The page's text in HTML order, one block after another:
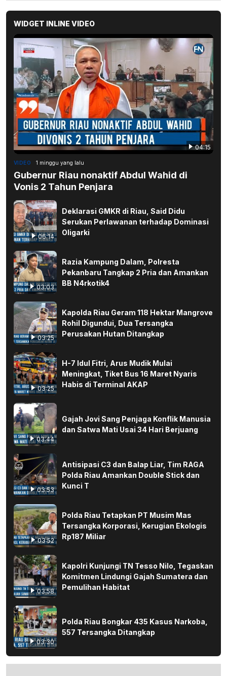
WIDGET INLINE VIDEO
04:15
VIDEO 1 minggu yang lalu
Gubernur Riau nonaktif Abdul Wahid di
Vonis 2 Tahun Penjara
06:14
Deklarasi GMKR di Riau, Said Didu
Serukan Perlawanan terhadap Dominasi
Oligarki
03:03
Razia Kampung Dalam, Polresta
Pekanbaru Tangkap 2 Pria dan Amankan
BB N4rkotik4
03:25
Kapolda Riau Geram 118 Hektar Mangrove
Rohil Digundui, Dua Tersangka
Perusakan Hutan Ditangkap
03:25
H-7 Idul Fitri, Arus Mudik Mulai
Meningkat, Tiket Bus 16 Maret Nyaris
Habis di Terminal AKAP
03:44
Gajah Jovi Sang Penjaga Konflik Manusia
dan Satwa Mati Usai 34 Hari Berjuang
03:53
Antisipasi C3 dan Balap Liar, Tim RAGA
Polda Riau Amankan Double Stick dan
Kunci T
03:52
Polda Riau Tetapkan PT Musim Mas
Tersangka Korporasi, Kerugian Ekologis
Rp187 Miliar
03:58
Kapolri Kunjungi TN Tesso Nilo, Tegaskan
Komitmen Lindungi Gajah Sumatera dan
Pemulihan Habitat
03:30
Polda Riau Bongkar 435 Kasus Narkoba,
557 Tersangka Ditangkap